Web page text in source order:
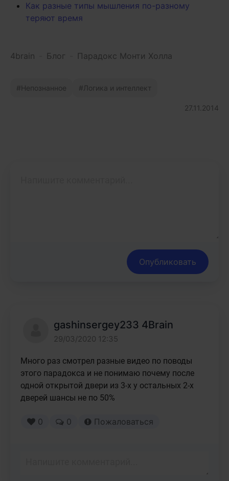
Как разные типы мышления по-разному
теряют время
4brain Блог Парадокс Монти Холла
Непознанное Логика и интеллект
27.11.2014
Опубликовать
gashinsergey233 4Brain
29/03/2020 12:35
Много раз смотрел разные видео по поводы
этого парадокса и не понимаю почему после
одной открытой двери из 3-х у остальных 2-х
дверей шансы не по 50%
0 0 Пожаловаться